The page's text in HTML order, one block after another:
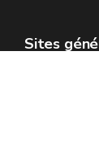
Sites